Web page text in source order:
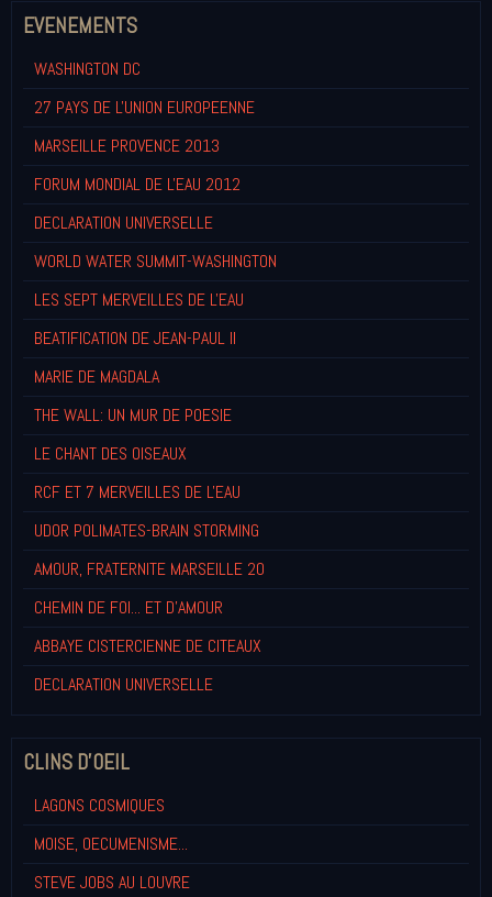
EVENEMENTS
WASHINGTON DC
27 PAYS DE L'UNION EUROPEENNE
MARSEILLE PROVENCE 2013
FORUM MONDIAL DE L'EAU 2012
DECLARATION UNIVERSELLE
WORLD WATER SUMMIT-WASHINGTON
LES SEPT MERVEILLES DE L'EAU
BEATIFICATION DE JEAN-PAUL II
MARIE DE MAGDALA
THE WALL: UN MUR DE POESIE
LE CHANT DES OISEAUX
RCF ET 7 MERVEILLES DE L'EAU
UDOR POLIMATES-BRAIN STORMING
AMOUR, FRATERNITE MARSEILLE 20
CHEMIN DE FOI... ET D'AMOUR
ABBAYE CISTERCIENNE DE CITEAUX
DECLARATION UNIVERSELLE
CLINS D'OEIL
LAGONS COSMIQUES
MOISE, OECUMENISME...
STEVE JOBS AU LOUVRE